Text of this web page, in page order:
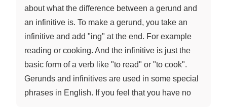
about what the difference between a gerund and
an infinitive is. To make a gerund, you take an
infinitive and add "ing" at the end. For example
reading or cooking. And the infinitive is just the
basic form of a verb like "to read" or "to cook".
Gerunds and infinitives are used in some special
phrases in English. If you feel that you have no